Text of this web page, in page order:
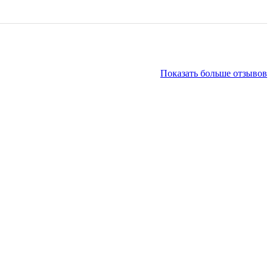
Показать больше отзывов